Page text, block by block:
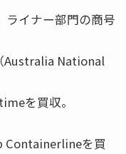
ライナー部門の商号
Australia National
を買収。
Containerlineを買